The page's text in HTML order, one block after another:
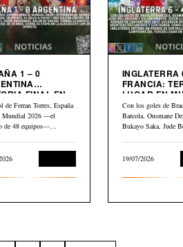
1 – 0
FINAL EN
2026
de Ferran Torres, España
Mundial 2026 —el
de 48 equipos—…
INGLATERRA
FRANCIA: TERCER
LUGAR EN
2026
Con los goles de
Barcola, Ousmane
Bukayo Saka, Jude
19/07/2026